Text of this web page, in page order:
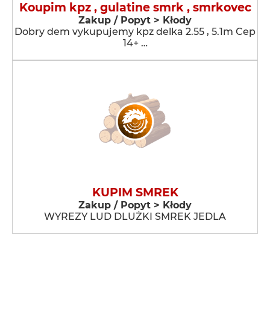
Koupim kpz , gulatine smrk , smrkovec
Zakup / Popyt > Kłody
Dobry dem vykupujemy kpz delka 2.55 , 5.1m Cep
14+ …
KUPIM SMREK
Zakup / Popyt > Kłody
WYREZY LUD DLUŻKI SMREK JEDLA